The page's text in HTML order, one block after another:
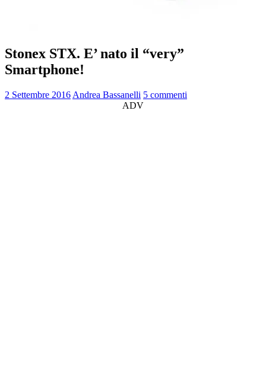
Stonex STX. E’ nato il “very”
Smartphone!
2 Settembre 2016 Andrea Bassanelli 5 commenti
ADV